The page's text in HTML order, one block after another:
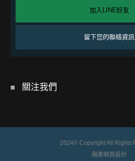
加入LINE好友
留下您的聯絡資訊
關注我們
2024© Copyright All Rights
蘋果網頁設計